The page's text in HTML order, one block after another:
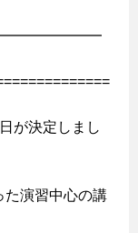
が決定しまし
た演習中心の講